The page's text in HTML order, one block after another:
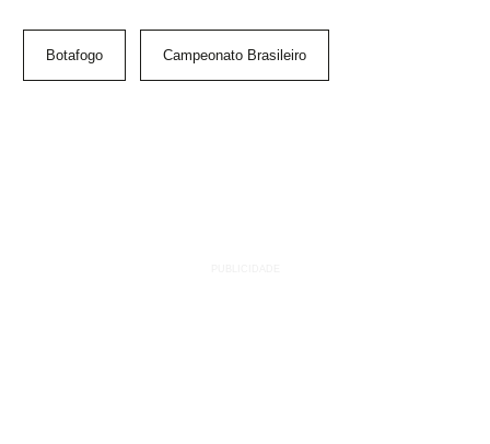
Botafogo Campeonato Brasileiro